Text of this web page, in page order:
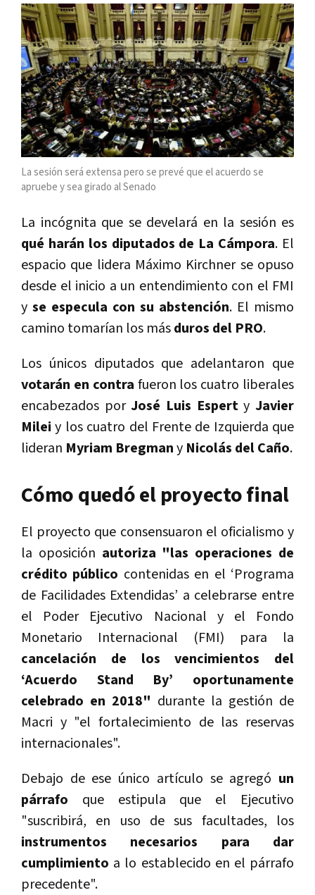
La sesión será extensa pero se prevé que el acuerdo se
apruebe y sea girado al Senado
La incógnita que se develará en la sesión es
qué harán los diputados de La Cámpora. El
espacio que lidera Máximo Kirchner se opuso
desde el inicio a un entendimiento con el FMI
y se especula con su abstención. El mismo
camino tomarían los másduros del PRO.
Los únicos diputados que adelantaron que
votarán en contra fueron los cuatro liberales
encabezados porJosé Luis EspertyJavier
Mileiy los cuatro del Frente de Izquierda que
lideran Myriam Bregmany Nicolás del Caño.
Cómo quedó el proyecto final
El proyecto que consensuaron el oficialismo y
la oposición autoriza "las operaciones de
crédito público contenidas en el ‘Programa
de Facilidades Extendidas’ a celebrarse entre
el Poder Ejecutivo Nacional y el Fondo
Monetario Internacional (FMI) para la
cancelación de los vencimientos del
‘Acuerdo Stand By’ oportunamente
celebrado en 2018" durante la gestión de
Macri y "el fortalecimiento de las reservas
internacionales".
Debajo de ese único artículo se agregó un
párrafo que estipula que el Ejecutivo
"suscribirá, en uso de sus facultades, los
instrumentos necesarios para dar
cumplimiento a lo establecido en el párrafo
precedente".